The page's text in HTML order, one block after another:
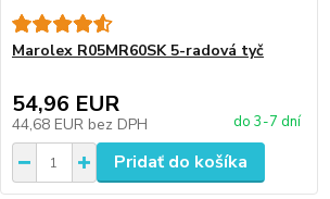
Marolex R05MR60SK 5-radová tyč
54,96 EUR
44,68 EUR bez DPH do 3-7 dní
Pridať do košíka